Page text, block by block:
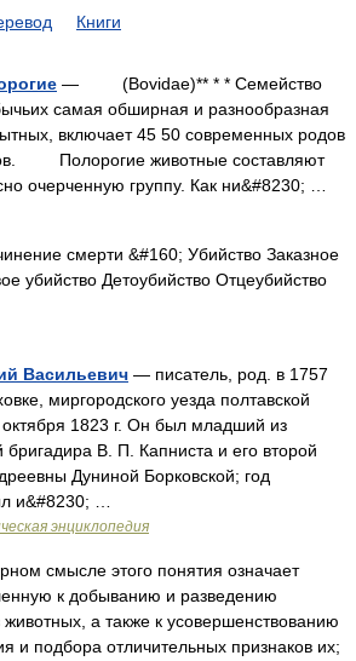
Книги
— (Bovidae)** * * Семейство
самая обширная и разнообразная
включает 45 50 современных родов
Полорогие животные составляют
очерченную группу. Как ни&#8230; …
смерти &#160; Убийство Заказное
убийство Детоубийство Отцеубийство
Васильевич — писатель, род. в 1757
миргородского уезда полтавской
1823 г. Он был младший из
бригадира В. П. Капниста и его второй
Дуниной Борковской; год
и&#8230; …
энциклопедия
смысле этого понятия означает
к добыванию и разведению
животных, а также к усовершенствованию
и подбора отличительных признаков их;